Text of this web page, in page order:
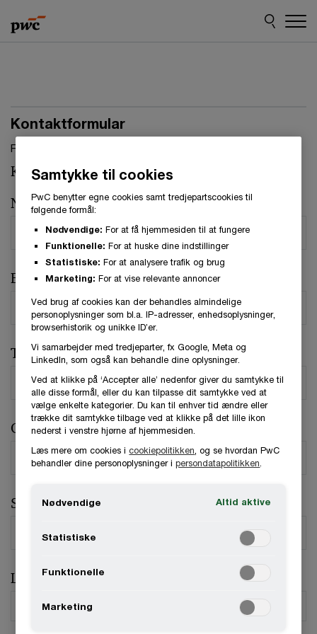
to
content
to
footer
Kontaktformular
Felter, markeret med stjerne, skal udfyldes.(
Kontaktperson:Carl Petersen
Navn*
E-mail*
Telefonnummer
Organisation / Virksomhed
Stilling
Land *
Samtykke til cookies
PwC benytter egne cookies samt tredjepartscookies til
følgende formål:
Nødvendige: For at få hjemmesiden til at fungere
Funktionelle: For at huske dine indstillinger
Statistiske: For at analysere trafik og brug
Marketing: For at vise relevante annoncer
Ved brug af cookies kan der behandles almindelige
personoplysninger som bl.a. IP-adresser, enhedsoplysninger,
browserhistorik og unikke ID’er.
Vi samarbejder med tredjeparter, fx Google, Meta og
LinkedIn, som også kan behandle dine oplysninger.
Ved at klikke på ‘Accepter alle’ nedenfor giver du samtykke til
alle disse formål, eller du kan tilpasse dit samtykke ved at
vælge enkelte kategorier. Du kan til enhver tid ændre eller
trække dit samtykke tilbage ved at klikke på det lille ikon
nederst i venstre hjørne af hjemmesiden.
Læs mere om cookies icookiepolitikken , og se hvordan PwC
behandler dine personoplysninger ipersondatapolitikken
Nødvendige Altid aktive
Statistiske
Funktionelle
Marketing